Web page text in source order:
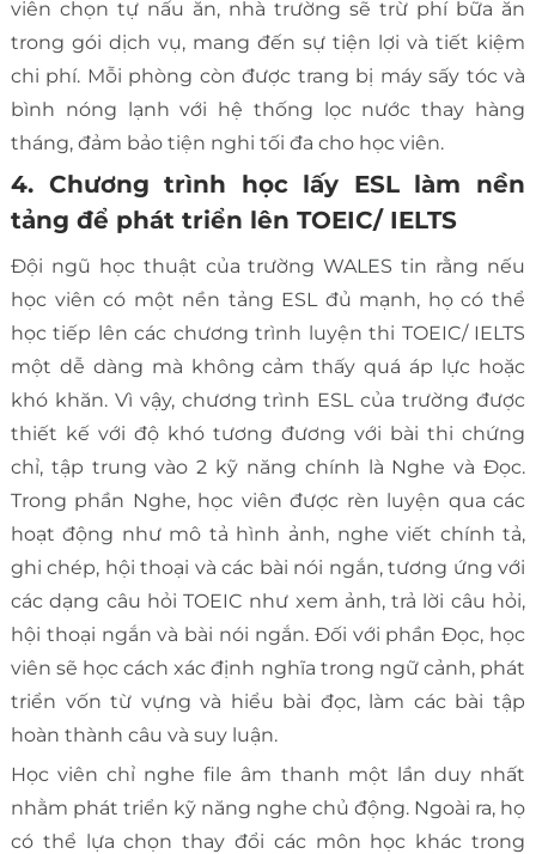
viên chọn tự nấu ăn, nhà trường sẽ trừ phí bữa ăn
trong gói dịch vụ, mang đến sự tiện lợi và tiết kiệm
chi phí. Mỗi phòng còn được trang bị máy sấy tóc và
bình nóng lạnh với hệ thống lọc nước thay hàng
tháng, đảm bảo tiện nghi tối đa cho học viên.
4. Chương trình học lấy ESL làm nền
tảng để phát triển lên TOEIC/ IELTS
Đội ngũ học thuật của trường WALES tin rằng nếu
học viên có một nền tảng ESL đủ mạnh, họ có thể
học tiếp lên các chương trình luyện thi TOEIC/ IELTS
một dễ dàng mà không cảm thấy quá áp lực hoặc
khó khăn. Vì vậy, chương trình ESL của trường được
thiết kế với độ khó tương đương với bài thi chứng
chỉ, tập trung vào 2 kỹ năng chính là Nghe và Đọc.
Trong phần Nghe, học viên được rèn luyện qua các
hoạt động như mô tả hình ảnh, nghe viết chính tả,
ghi chép, hội thoại và các bài nói ngắn, tương ứng với
các dạng câu hỏi TOEIC như xem ảnh, trả lời câu hỏi,
hội thoại ngắn và bài nói ngắn. Đối với phần Đọc, học
viên sẽ học cách xác định nghĩa trong ngữ cảnh, phát
triển vốn từ vựng và hiểu bài đọc, làm các bài tập
hoàn thành câu và suy luận.
Học viên chỉ nghe file âm thanh một lần duy nhất
nhằm phát triển kỹ năng nghe chủ động. Ngoài ra, họ
có thể lựa chọn thay đổi các môn học khác trong